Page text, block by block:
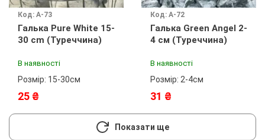
Код: А-73
Галька Pure White 15-
30 cm (Туреччина)
В наявності
Розмір: 15-30см
25 ₴
Код: А-72
Галька Green Angel 2-
4 см (Туреччина)
В наявності
Розмір: 2-4см
31 ₴
Показати ще